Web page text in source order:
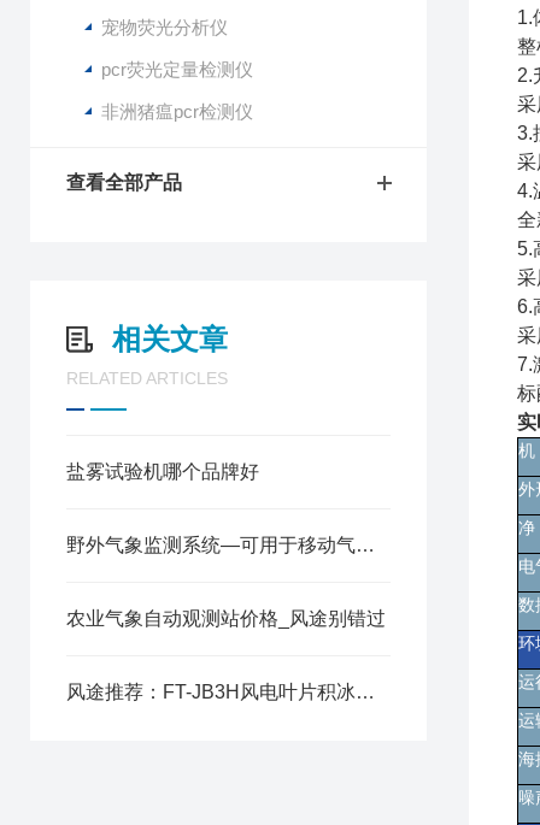
宠物荧光分析仪
pcr荧光定量检测仪
非洲猪瘟pcr检测仪
查看全部产品
相关文章
RELATED ARTICLES
盐雾试验机哪个品牌好
野外气象监测系统—可用于移动气象监测的碳纤维气象站@2025全境派送
农业气象自动观测站价格_风途别错过
风途推荐：FT-JB3H风电叶片积冰传感器​——可定时自动传出测量数据~
1.
整
2.
采
3.
采
4.
全
5.
采
6.
采
7.
标
实